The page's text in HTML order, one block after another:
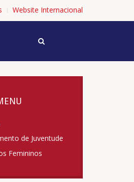
Website Internacional
de Juventude
Femininos